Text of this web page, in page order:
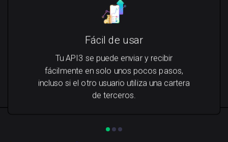
Fácil de usar
Tu API3 se puede enviar y recibir
fácilmente en solo unos pocos pasos,
incluso si el otro usuario utiliza una cartera
de terceros.